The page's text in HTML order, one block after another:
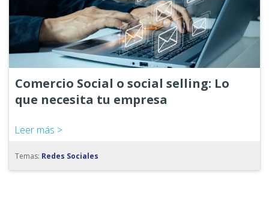
Comercio Social o social selling: Lo
que necesita tu empresa
Leer más >
Temas: Redes Sociales